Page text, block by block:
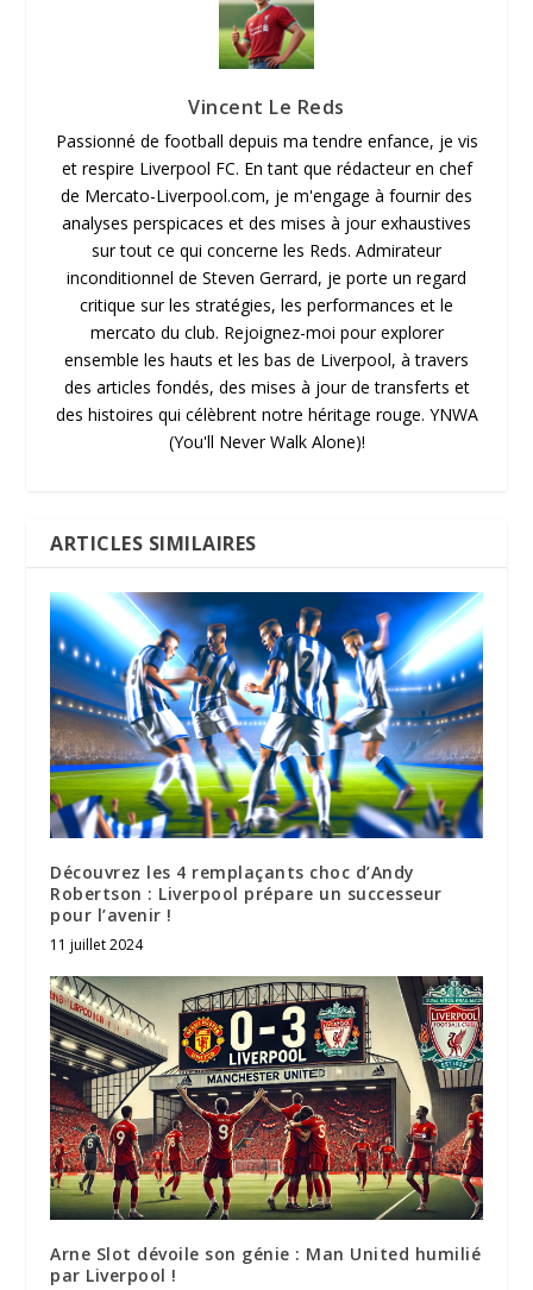
Vincent Le Reds
Passionné de football depuis ma tendre enfance, je vis
et respire Liverpool FC. En tant que rédacteur en chef
de Mercato-Liverpool.com, je m'engage à fournir des
analyses perspicaces et des mises à jour exhaustives
sur tout ce qui concerne les Reds. Admirateur
inconditionnel de Steven Gerrard, je porte un regard
critique sur les stratégies, les performances et le
mercato du club. Rejoignez-moi pour explorer
ensemble les hauts et les bas de Liverpool, à travers
des articles fondés, des mises à jour de transferts et
des histoires qui célèbrent notre héritage rouge. YNWA
(You'll Never Walk Alone)!
ARTICLES SIMILAIRES
Découvrez les 4 remplaçants choc d’Andy
Robertson : Liverpool prépare un successeur
pour l’avenir !
11 juillet 2024
Arne Slot dévoile son génie : Man United humilié
par Liverpool !